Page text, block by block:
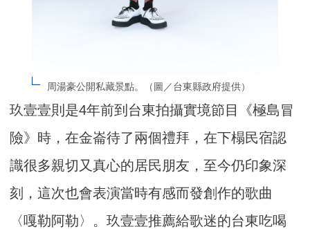
周湯豪公開私藏景點。（圖／台東縣政府提供）
玖壹壹則是4年前到台東拍攝實境節目《極島冒
險》時，在金崙待了兩個禮拜，在下榻民宿認
識很多親切又真心的居民朋友，至今仍印象深
刻，這次也會表演當時有感而發創作的歌曲
〈嘎勒阿勒〉。玖壹壹推薦給歌迷的台東吃喝